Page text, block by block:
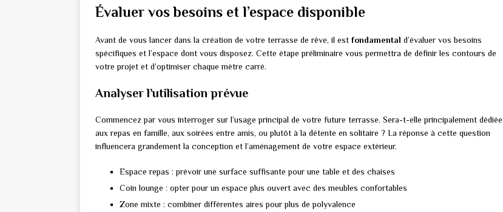
Évaluer vos besoins et l’espace disponible
Avant de vous lancer dans la création de votre terrasse de rêve, il est fondamental d’évaluer vos besoins
spécifiques et l’espace dont vous disposez. Cette étape préliminaire vous permettra de définir les contours de
votre projet et d’optimiser chaque mètre carré.
Analyser l’utilisation prévue
Commencez par vous interroger sur l’usage principal de votre future terrasse. Sera-t-elle principalement dédiée
aux repas en famille, aux soirées entre amis, ou plutôt à la détente en solitaire ? La réponse à cette question
influencera grandement la conception et l’aménagement de votre espace extérieur.
Espace repas : prévoir une surface suffisante pour une table et des chaises
Coin lounge : opter pour un espace plus ouvert avec des meubles confortables
Zone mixte : combiner différentes aires pour plus de polyvalence